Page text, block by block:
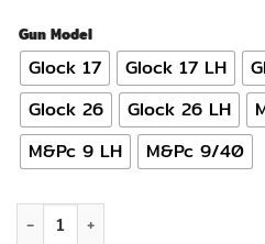
Gun Model
Glock 17 Glock 17 LH
Glock 26
Glock 26 LH
M&Pc 9 LH
M&Pc 9/40
จำนวน ซองปืน Duty Desantis รุ่น